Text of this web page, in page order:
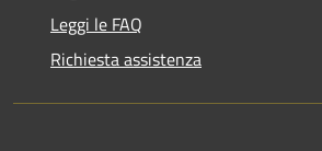
Leggi le FAQ
Richiesta assistenza